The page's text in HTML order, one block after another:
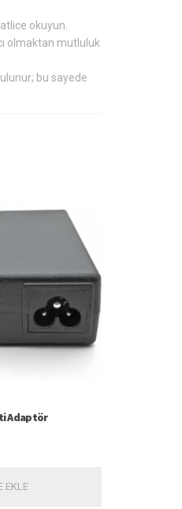
okuyun.
olmaktan mutluluk
bu sayede
Adaptör
EKLE